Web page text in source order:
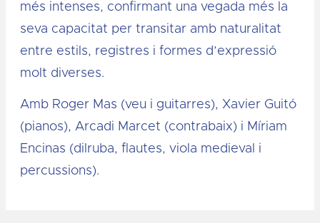
més intenses, confirmant una vegada més la
seva capacitat per transitar amb naturalitat
entre estils, registres i formes d’expressió
molt diverses.
Amb Roger Mas (veu i guitarres), Xavier Guitó
(pianos), Arcadi Marcet (contrabaix) i Míriam
Encinas (dilruba, flautes, viola medieval i
percussions).